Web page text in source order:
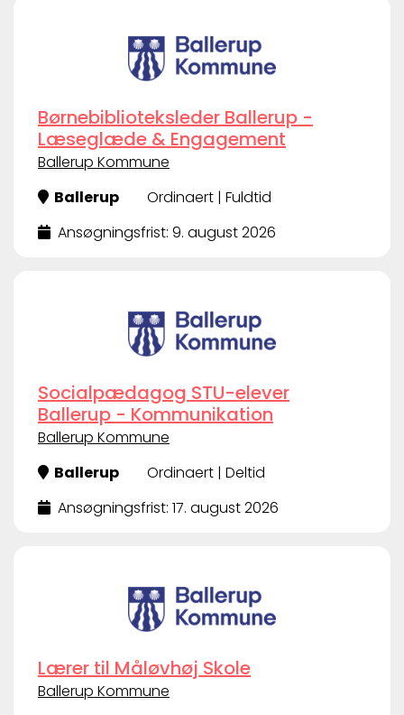
Børnebiblioteksleder Ballerup -
Læseglæde & Engagement
Ballerup Kommune
Ballerup
Ordinaert | Fuldtid
Ansøgningsfrist: 9. august 2026
Socialpædagog STU-elever
Ballerup - Kommunikation
Ballerup Kommune
Ballerup
Ordinaert | Deltid
Ansøgningsfrist: 17. august 2026
Lærer til Måløvhøj Skole
Ballerup Kommune